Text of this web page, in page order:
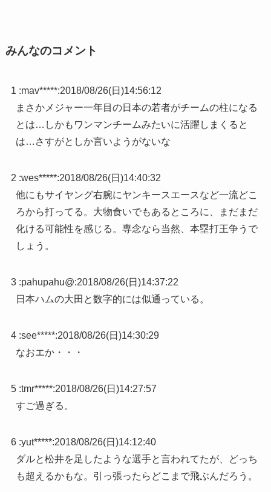
みんなのコメント
1 :mav*****:2018/08/26(日)14:56:12
まさかメジャー一年目の日本の若者がチームの柱になる
とは…しかもワンマンチームみたいに活躍しまくると
は…さすがとしか言いようがないな
2 :wes*****:2018/08/26(日)14:40:32
他にもサイヤング右腕にヤンキースエースなど一流どこ
ろから打ってる。大物食いでもあるところに、まだまだ
化ける可能性を感じる。専念なら当然、本塁打王争うで
しょう。
3 :pahupahu@:2018/08/26(日)14:37:22
日本ハムの大田と数字的には似通っている。
4 :see*****:2018/08/26(日)14:30:29
なおエか・・・
5 :tmr*****:2018/08/26(日)14:27:57
すご過ぎる。
6 :yut*****:2018/08/26(日)14:12:40
ダルと松井を足したような選手と言われてたが、どっち
も超えるかもな。引っ張ったらどこまで飛ぶんだろう。